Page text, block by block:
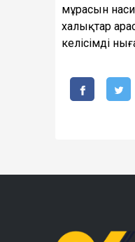
мұрасын
халықтар
келісімді